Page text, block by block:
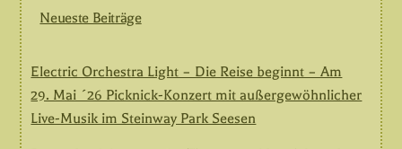
Neueste Beiträge
Electric Orchestra Light – Die Reise beginnt – Am
29. Mai ´26 Picknick-Konzert mit außergewöhnlicher
Live-Musik im Steinway Park Seesen